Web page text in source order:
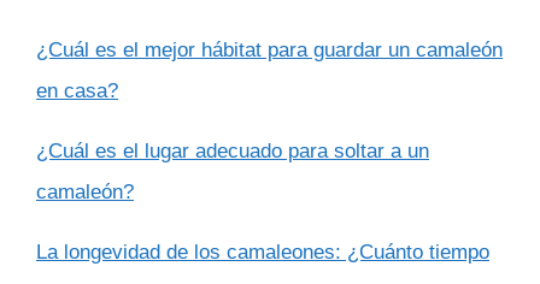
¿Cuál es el mejor hábitat para guardar un camaleón
en casa?
¿Cuál es el lugar adecuado para soltar a un
camaleón?
La longevidad de los camaleones: ¿Cuánto tiempo